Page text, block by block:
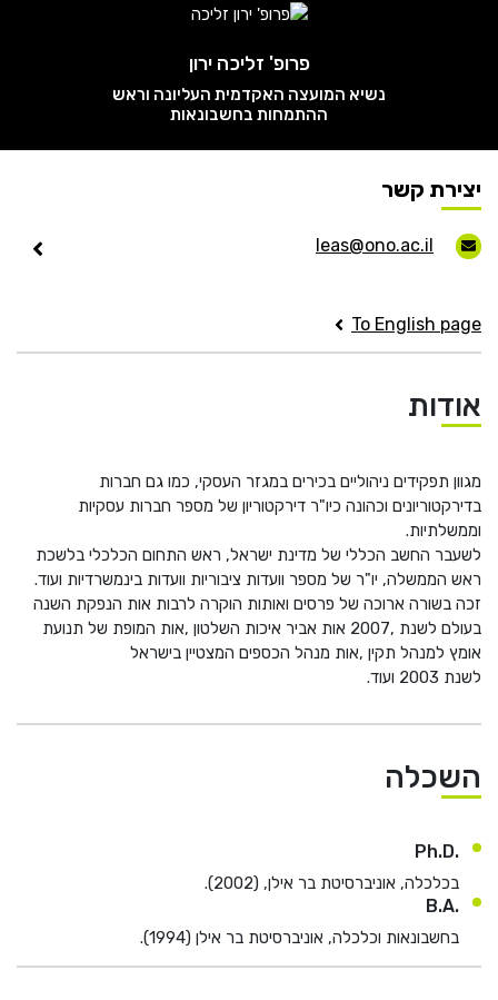
פרופ' זליכה ירון
נשיא המועצה האקדמית העליונה וראש
ההתמחות בחשבונאות
יצירת קשר
leas@ono.ac.il
To English page
אודות
מגוון תפקידים ניהוליים בכירים במגזר העסקי, כמו גם חברות
בדירקטוריונים וכהונה כיו"ר דירקטוריון של מספר חברות עסקיות
וממשלתיות.
לשעבר החשב הכללי של מדינת ישראל, ראש התחום הכלכלי בלשכת
ראש הממשלה, יו"ר של מספר וועדות ציבוריות וועדות בינמשרדיות ועוד.
זכה בשורה ארוכה של פרסים ואותות הוקרה לרבות אות הנפקת השנה
בעולם לשנת 2007, אות אביר איכות השלטון ,אות המופת של תנועת
אומץ למנהל תקין ,אות מנהל הכספים המצטיין בישראל
לשנת 2003 ועוד.
השכלה
.Ph.D
בכלכלה, אוניברסיטת בר אילן, (2002).
.B.A
בחשבונאות וכלכלה, אוניברסיטת בר אילן (1994).